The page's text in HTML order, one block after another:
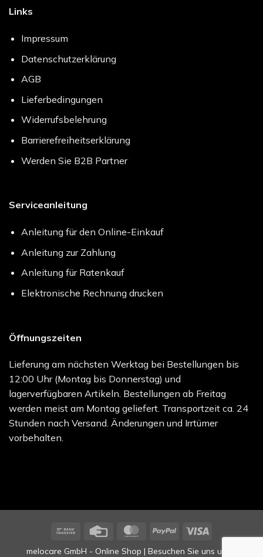
Links
Impressum
Datenschutzerklärung
AGB
Lieferbedingungen
Widerrufsbelehrung
Barrierefreiheitserklärung
Werden Sie B2B Partner
Serviceanleitung
Anleitung für den Online-Einkauf
Anleitung zur Zahlung
Anleitung für Ratenkauf
Elektronische Rechnung drucken
Öffnungszeiten
Lieferung am nächsten Werktag bei Bestellungen bis
12:00 Uhr (Montag bis Donnerstag) und
lagerverfügbaren Artikeln. Bestellungen ab Freitag
werden meist am Montag geliefert. Transportzeit ca. 24
Stunden nach Versand. Änderungen und Irrtümer
vorbehalten.
Bank
Credit
MasterCardPayPal
melocare GmbH - Online Shop | Besuchen Sie uns unter